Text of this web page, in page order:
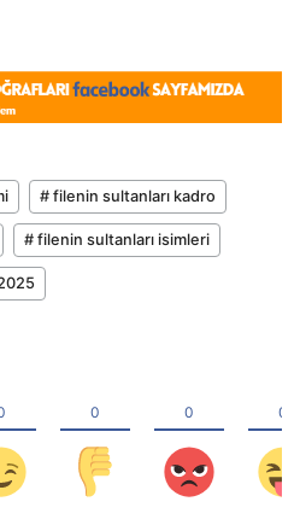
# filenin sultanları kadro
# filenin sultanları isimleri